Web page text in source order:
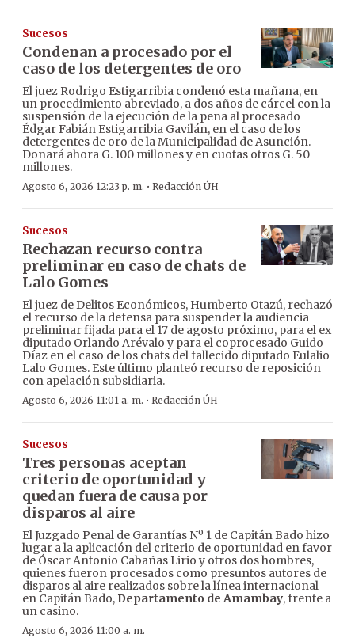
Sucesos
Condenan a procesado por el
caso de los detergentes de oro
El juez Rodrigo Estigarribia condenó esta mañana, en
un procedimiento abreviado, a dos años de cárcel con la
suspensión de la ejecución de la pena al procesado
Édgar Fabián Estigarribia Gavilán, en el caso de los
detergentes de oro de la Municipalidad de Asunción.
Donará ahora G. 100 millones y en cuotas otros G. 50
millones.
Agosto 6, 2026 12:23 p. m. · Redacción ÚH
Sucesos
Rechazan recurso contra
preliminar en caso de chats de
Lalo Gomes
El juez de Delitos Económicos, Humberto Otazú, rechazó
el recurso de la defensa para suspender la audiencia
preliminar fijada para el 17 de agosto próximo, para el ex
diputado Orlando Arévalo y para el coprocesado Guido
Díaz en el caso de los chats del fallecido diputado Eulalio
Lalo Gomes. Este último planteó recurso de reposición
con apelación subsidiaria.
Agosto 6, 2026 11:01 a. m. · Redacción ÚH
Sucesos
Tres personas aceptan
criterio de oportunidad y
quedan fuera de causa por
disparos al aire
El Juzgado Penal de Garantías Nº 1 de Capitán Bado hizo
lugar a la aplicación del criterio de oportunidad en favor
de Óscar Antonio Cabañas Lirio y otros dos hombres,
quienes fueron procesados como presuntos autores de
disparos al aire realizados sobre la línea internacional
en Capitán Bado, Departamento de Amambay, frente a
un casino.
Agosto 6, 2026 11:00 a. m.